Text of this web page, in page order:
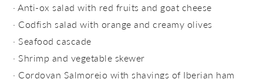
· Anti-ox salad with red fruits and goat cheese
· Codfish salad with orange and creamy olives
· Seafood cascade
· Shrimp and vegetable skewer
· Cordovan Salmorejo with shavings of Iberian ham